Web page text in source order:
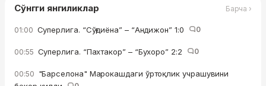
Сўнгги янгиликлар Барча ›
01:00 Суперлига. “Сўғдиёна” – “Андижон” 1:0 0
00:55 Суперлига. “Пахтакор” – “Бухоро” 2:2 0
00:50 "Барселона" Марокашдаги ўртоқлик учрашувини